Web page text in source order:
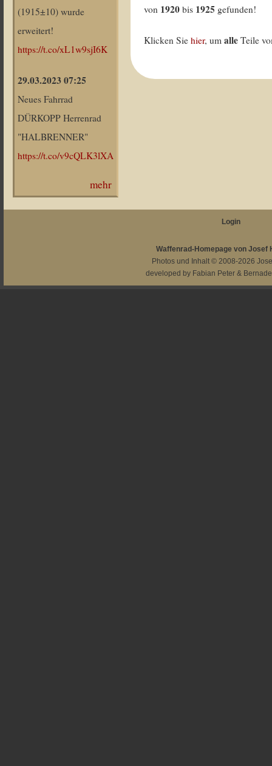
(1915±10) wurde
erweitert!
https://t.co/xL1w9sjI6K
29.03.2023 07:25
Neues Fahrrad
DÜRKOPP Herrenrad
"HALBRENNER"
https://t.co/v9cQLK3lXA
mehr
von 1920 bis 1925 gefunden!
Klicken Siehier, umalle Teile
Login
Waffenrad-Homepage von Josef
Photos und Inhalt © 2008-2026
developed by Fabian Peter &